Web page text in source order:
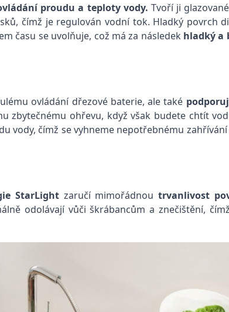
proudu a teploty vody. Tvoří ji
čímž je regulován vodní tok. Hladký povrch
času se uvolňuje, což má za následek hladký a
ovládání dřezové baterie, ale také
zbytečnému ohřevu, když však budete chtít
vody, čímž se vyhneme nepotřebnému
StarLightzaručí mimořádnoutrvanlivost
odolávají vůči škrábancům a znečištění, čímž